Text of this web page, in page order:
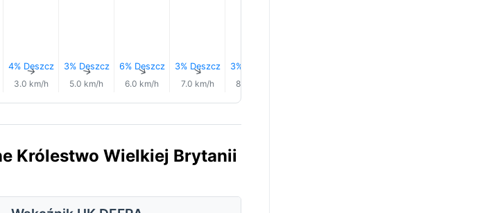
4% Deszcz
↑
3.0 km/h
3% Deszcz
↑
5.0 km/h
6% Deszcz
↑
6.0 km/h
3% Deszcz
↑
7.0 km/h
3% Deszcz
8.0 km/h
Królestwo Wielkiej Brytanii